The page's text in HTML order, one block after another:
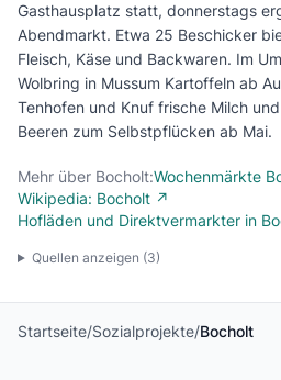
Gasthausplatz statt, donnerstags
Abendmarkt. Etwa 25 Beschicker
Fleisch, Käse und Backwaren. Im
Wolbring in Mussum Kartoffeln ab
Tenhofen und Knuf frische Milch
Beeren zum Selbstpflücken ab Mai.
Mehr über Bocholt:Wochenmärkte
Wikipedia: Bocholt ↗
Hofläden und Direktvermarkter in
Quellen anzeigen (3)
Startseite/Sozialprojekte/Bocholt